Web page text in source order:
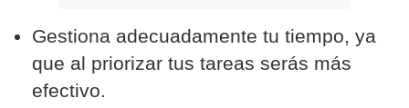
Gestiona adecuadamente tu tiempo, ya
que al priorizar tus tareas serás más
efectivo.